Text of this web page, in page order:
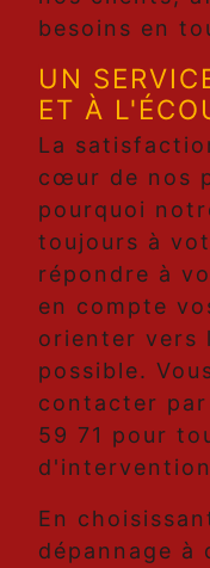
besoins en
UN
ET À
La
cœur de nos
pourquoi
toujours à
répondre à
en compte
orienter vers
possible.
contacter
59 71 pour
En
dépannage à